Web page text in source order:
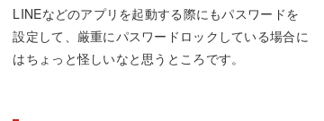
LINEなどのアプリを起動する際にもパスワードを
設定して、厳重にパスワードロックしている場合に
はちょっと怪しいなと思うところです。